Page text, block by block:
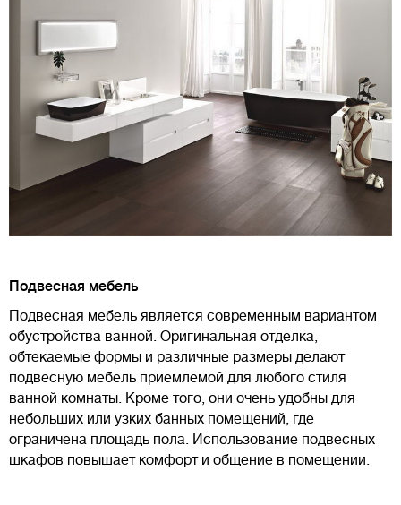
Подвесная мебель
Подвесная мебель является современным вариантом
обустройства ванной. Оригинальная отделка,
обтекаемые формы и различные размеры делают
подвесную мебель приемлемой для любого стиля
ванной комнаты. Кроме того, они очень удобны для
небольших или узких банных помещений, где
ограничена площадь пола. Использование подвесных
шкафов повышает комфорт и общение в помещении.